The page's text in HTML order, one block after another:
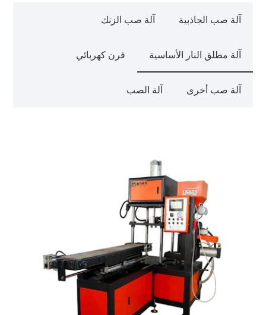
آلة صب الجاذبية آلة صب الزنك
آلة مطلق النار الأساسية فرن كهربائي
آلة صب أخرى آلة الصب